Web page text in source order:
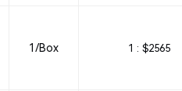
1/Box 1 : $2565